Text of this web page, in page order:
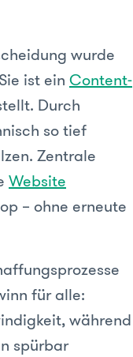
wurde
ist ein Content-
Durch
so tief
Zentrale
Website
– ohne erneute
für alle:
während
spürbar